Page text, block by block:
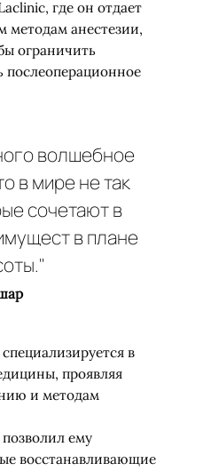
где он отдает
анестезии,
ограничить
послеоперационное
волшебное
в мире не так
сочетают в
в плане
в
проявляя
и методам
ему
восстанавливающие